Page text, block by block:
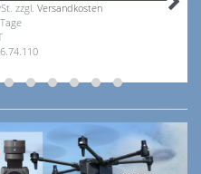
zzgl.Versandkosten